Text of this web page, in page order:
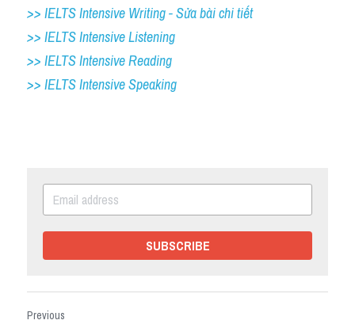
>> IELTS Intensive Writing - Sửa bài chi tiết
>> IELTS Intensive Listening
>> IELTS Intensive Reading
>> IELTS Intensive Speaking
SUBSCRIBE
Previous